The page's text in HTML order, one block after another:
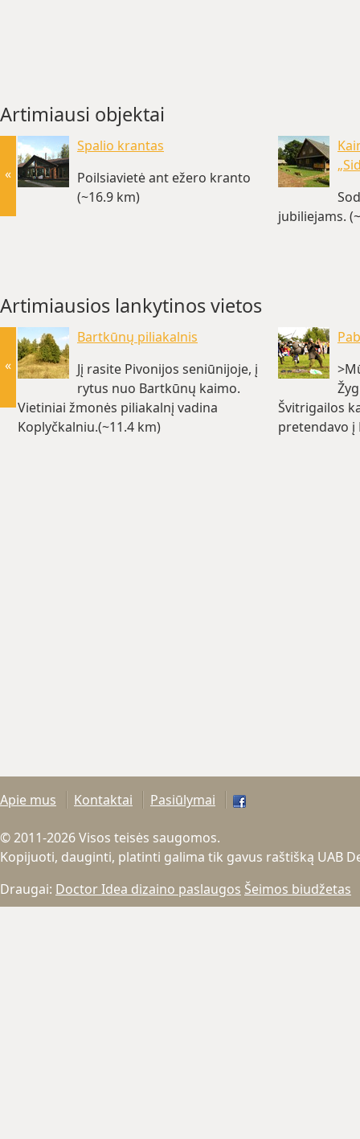
Artimiausi objektai
Spalio krantas
Poilsiavietė ant ežero kranto
(~16.9 km)
jubiliejams.
«
Artimiausios lankytinos vietos
Bartkūnų piliakalnis
Jį rasite Pivonijos seniūnijoje, į
rytus nuo Bartkūnų kaimo.
Vietiniai žmonės piliakalnį vadina
Koplyčkalniu.(~11.4 km)
Švitrigailos
pretendavo į
«
Apie mus Kontaktai Pasiūlymai
© 2011-2026 Visos teisės saugomos.
Kopijuoti, dauginti, platinti galima tik gavus raštišką UAB
Draugai: Doctor Idea dizaino paslaugos Šeimos biudžetas